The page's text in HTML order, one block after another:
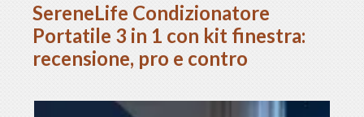
SereneLife Condizionatore
Portatile 3 in 1 con kit finestra:
recensione, pro e contro